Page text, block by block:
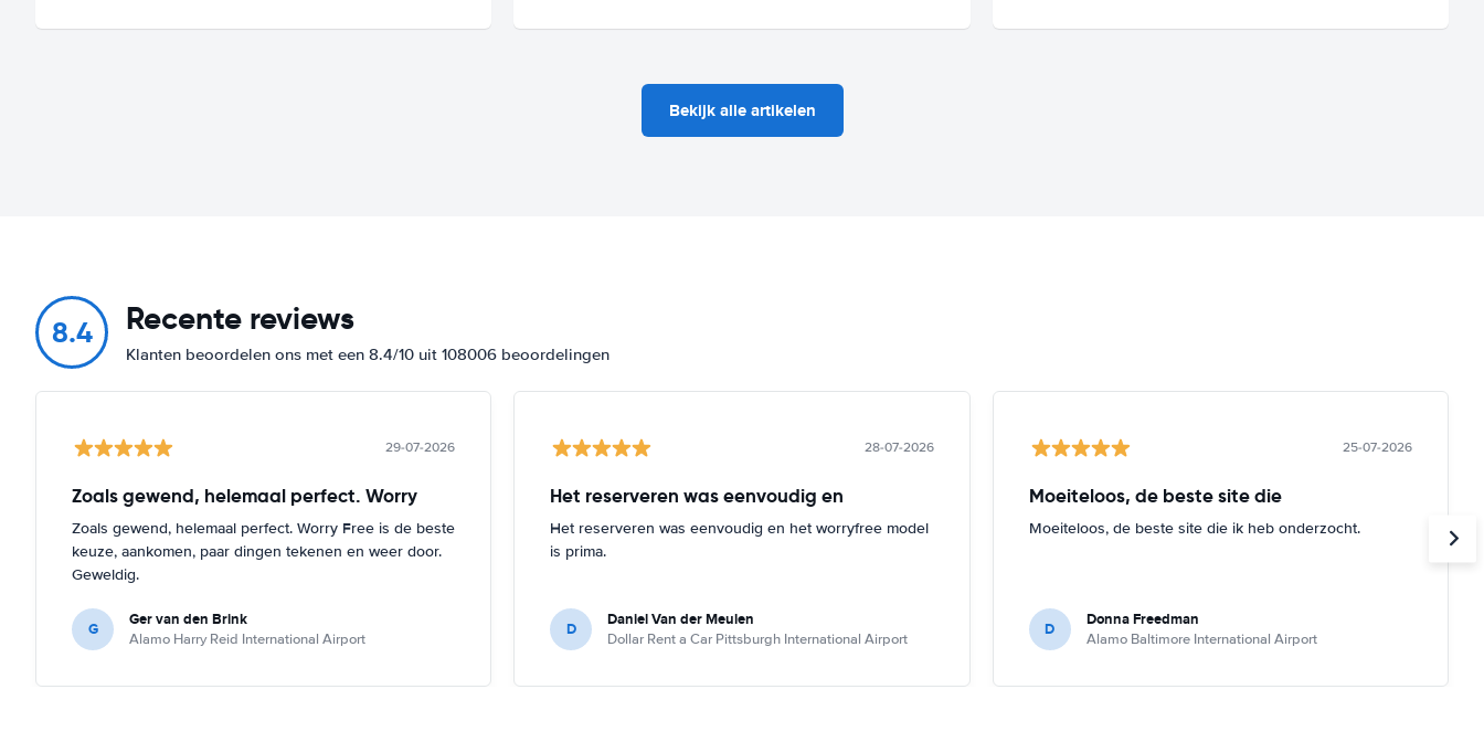
Bekijk alle artikelen
8.4 Recente reviews
Klanten beoordelen ons met een 8.4/10 uit 108006 beoordelingen
29-07-2026
Zoals gewend, helemaal perfect. Worry
Zoals gewend, helemaal perfect. Worry Free is de beste
keuze, aankomen, paar dingen tekenen en weer door.
Geweldig.
G Ger van den Brink
Alamo Harry Reid International Airport
28-07-2026
Het reserveren was eenvoudig en
Het reserveren was eenvoudig en het worryfree model
is prima.
D Daniel Van der Meulen
Dollar Rent a Car Pittsburgh International Airport
25-07-2026
Moeiteloos, de beste site die
Moeiteloos, de beste site die ik heb onderzocht.
D Donna Freedman
Alamo Baltimore International Airport